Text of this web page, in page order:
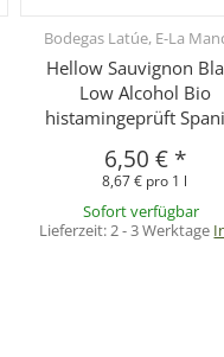
Bodegas Latúe, E-La
Hellow Sauvignon
Low Alcohol Bio
histamingeprüft
6,50 € *
8,67 € pro 1 l
Sofort verfügbar
Lieferzeit:2 - 3 Werktage